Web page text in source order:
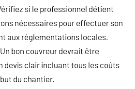
si le professionnel détient
nécessaires pour effectuer son
aux réglementations locales.
bon couvreur devrait être
devis clair incluant tous les coûts
du chantier.